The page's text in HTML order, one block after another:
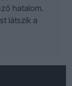
hatalom.
látszik a